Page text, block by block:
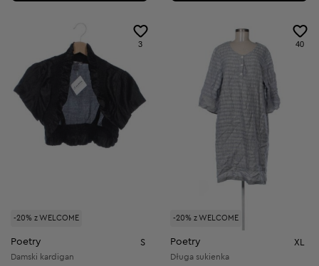
-20% z WELCOME
3
Poetry S
Damski kardigan
-20% z WELCOME
40
Poetry XL
Długa sukienka